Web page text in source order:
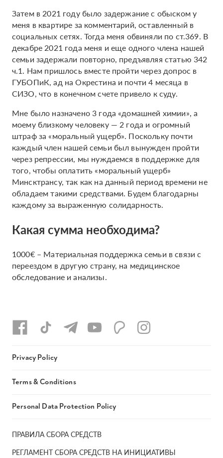
Затем в 2021 году было задержание с обыском у
меня в квартире за комментарий, оставленный в
социальных сетях. Тогда меня обвиняли по ст.369. В
декабре 2021 года меня и еще одного члена нашей
семьи задержали повторно, предъявляя статью 342
ч.1. Нам пришлось вместе пройти через допрос в
ГУБОПиК, ад на Окрестина и почти 4 месяца в
СИЗО, что в конечном счете привело к суду.
Мне было назначено 3 года «домашней химии», а
моему близкому человеку — 2 года и огромный
штраф за «моральный ущерб». Поскольку почти
каждый член нашей семьи был вынужден пройти
через репрессии, мы нуждаемся в поддержке для
того, чтобы оплатить «моральный ущерб»
Минсктрансу, так как на данный период времени не
обладаем такими средствами. Будем благодарны
каждому за выраженную солидарность.
Какая сумма необходима?
1000€ – Материальная поддержка семьи в связи с
переездом в другую страну, на медицинское
обследование и анализы.
ПРАВИЛА СБОРА СРЕДСТВ
РЕГЛАМЕНТ СБОРА СРЕДСТВ НА ИНИЦИАТИВЫ
Privacy Policy
Terms & Conditions
Personal Data Protection Policy